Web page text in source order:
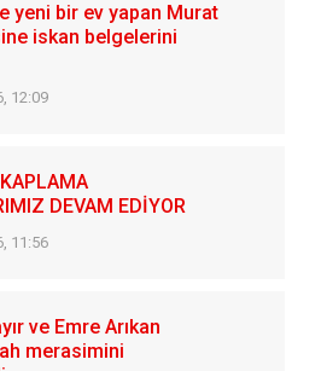
yeni bir ev yapan Murat
iskan belgelerini
12:09
DEVAM EDİYOR
11:56
ve Emre Arıkan
merasimini